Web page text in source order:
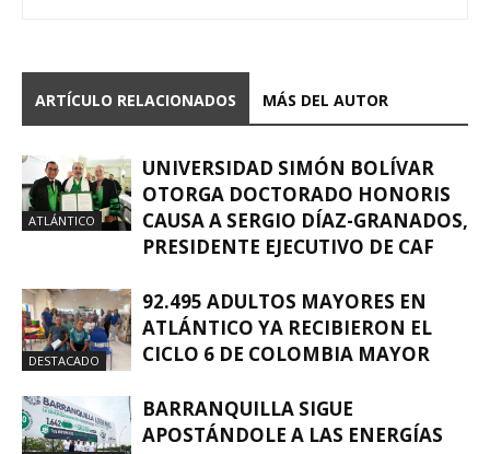
ARTÍCULO RELACIONADOS MÁS DEL AUTOR
ATLÁNTICO
UNIVERSIDAD SIMÓN BOLÍVAR
OTORGA DOCTORADO HONORIS
CAUSA A SERGIO DÍAZ-GRANADOS,
PRESIDENTE EJECUTIVO DE CAF
DESTACADO
92.495 ADULTOS MAYORES EN
ATLÁNTICO YA RECIBIERON EL
CICLO 6 DE COLOMBIA MAYOR
BARRANQUILLA SIGUE
APOSTÁNDOLE A LAS ENERGÍAS